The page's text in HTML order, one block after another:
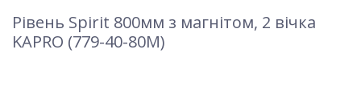
Рівень Spirit 800мм з магнітом, 2 вічка
KAPRO (779-40-80M)